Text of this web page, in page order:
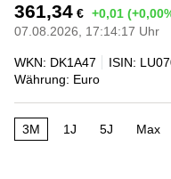
361,34 € +0,01
07.08.2026, 17:14:17 Uhr
WKN: DK1A47 ISIN:
Währung: Euro
3M 1J 5J Max